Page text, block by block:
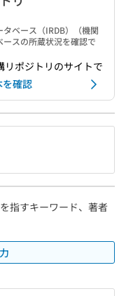
ベース（IRDB）（機関
スの所蔵状況を確認で
リポジトリのサイトで
を確認
指すキーワード、著者